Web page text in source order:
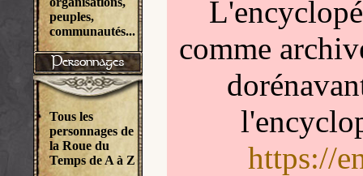
peuples,
communautés...
Tous les
personnages de
la Roue du
Temps de A à Z
comme
https://